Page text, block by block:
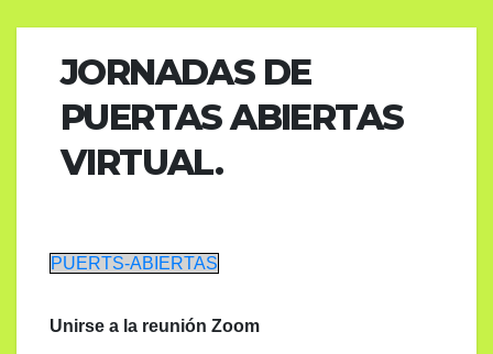
JORNADAS DE
PUERTAS ABIERTAS
VIRTUAL.
PUERTS-ABIERTAS
Unirse a la reunión Zoom